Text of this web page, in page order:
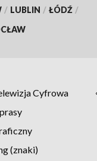
/ LUBLIN / ŁÓDŹ /
Cyfrowa
(znaki)